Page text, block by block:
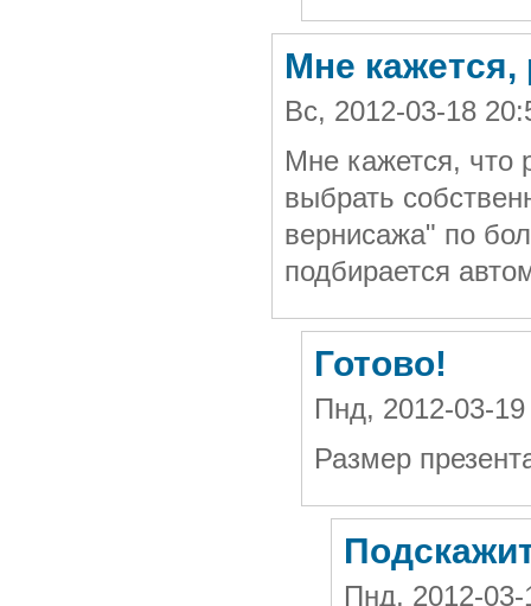
Мне кажется,
Вс, 2012-03-18
Мне кажется, что
выбрать
вернисажа" по
подбирается
Готово!
Пнд, 2012-03-
Размер
Пнд, 2012-